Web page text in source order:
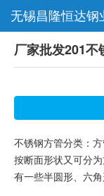
无锡昌隆恒达钢
厂家批发201不
不锈钢方管分类：
按断面形状又可分
有一些半圆形、六